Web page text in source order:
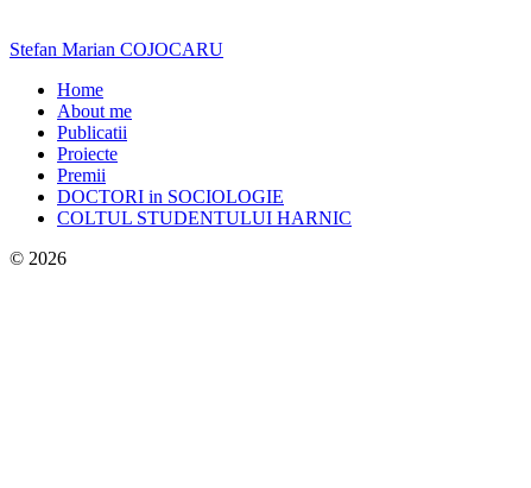
Stefan Marian COJOCARU
Home
About me
Publicatii
Proiecte
Premii
DOCTORI in SOCIOLOGIE
COLTUL STUDENTULUI HARNIC
© 2026